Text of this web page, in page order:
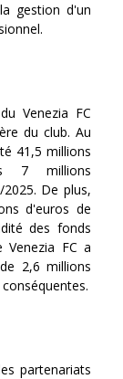
gestion d'un
Venezia FC
du club. Au
41,5 millions
7 millions
De plus,
d'euros de
des fonds
FC a
2,6 millions
partenariats